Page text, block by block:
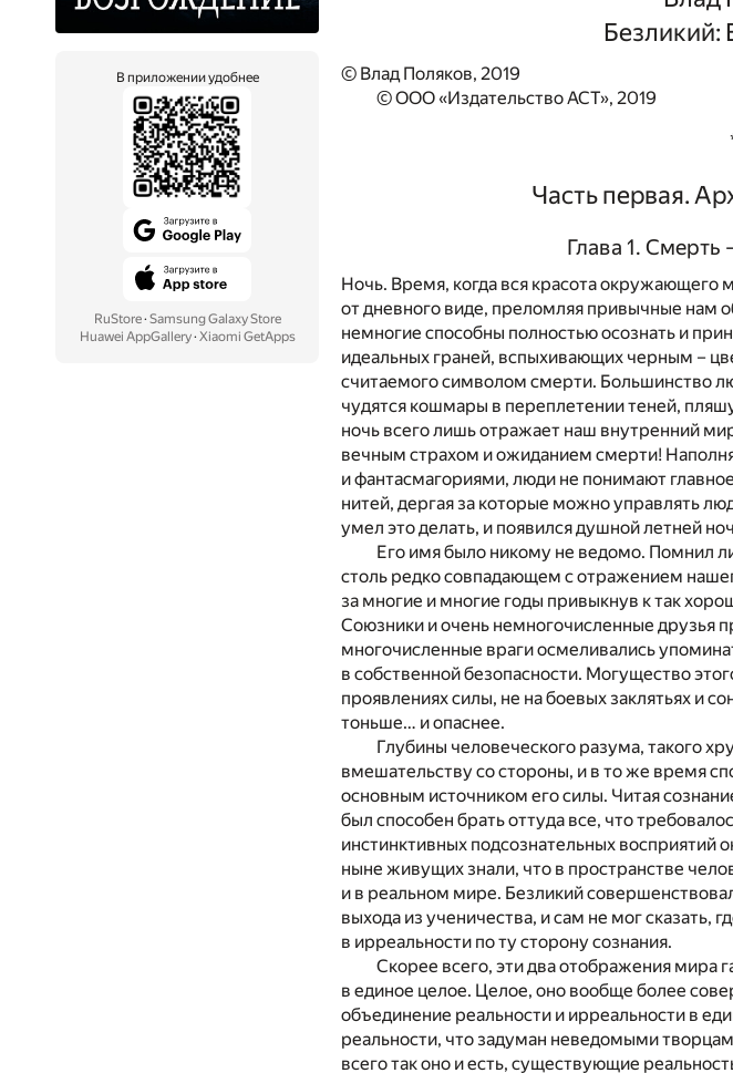
В приложении удобнее
RuStore· Samsung Galaxy Store
Huawei AppGallery· Xiaomi GetApps
Безликий:
© Влад Поляков, 2019
© ООО «Издательство АСТ», 2019
Часть первая.
Глава 1. Смерть
Ночь. Время, когда вся красота
от дневного виде, преломляя привычные нам
немногие способны полностью осознать и
идеальных граней, вспыхивающих черным –
считаемого символом смерти. Большинство
чудятся кошмары в переплетении теней,
ночь всего лишь отражает наш внутренний
вечным страхом и ожиданием смерти!
и фантасмагориями, люди не понимают
нитей, дергая за которые можно управлять
умел это делать, и появился душной летней
Его имя было никому не ведомо. Помнил
столь редко совпадающем с отражением
за многие и многие годы привыкнув к так
Союзники и очень немногочисленные друзья
многочисленные враги осмеливались
в собственной безопасности. Могущество
проявлениях силы, не на боевых заклятьях и
тоньше… и опаснее.
Глубины человеческого разума, такого
вмешательству со стороны, и в то же время
основным источником его силы. Читая
был способен брать оттуда все, что
инстинктивных подсознательных
ныне живущих знали, что в пространстве
и в реальном мире. Безликий
выхода из ученичества, и сам не мог сказать,
в ирреальности по ту сторону сознания.
Скорее всего, эти два отображения мира
в единое целое. Целое, оно вообще более
объединение реальности и ирреальности в
реальности, что задуман неведомыми
всего так оно и есть, существующие